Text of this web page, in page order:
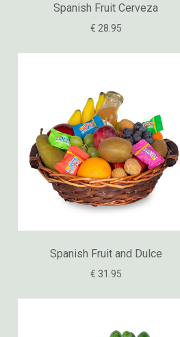
Spanish Fruit Cerveza
€ 28.95
Spanish Fruit and Dulce
€ 31.95